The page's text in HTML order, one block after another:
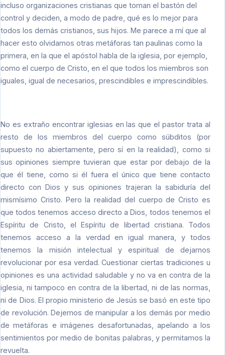
incluso organizaciones cristianas que toman el bastón del
control y deciden, a modo de padre, qué es lo mejor para
todos los demás cristianos, sus hijos. Me parece a mí que al
hacer esto olvidamos otras metáforas tan paulinas como la
primera, en la que el apóstol habla de la iglesia, por ejemplo,
como el cuerpo de Cristo, en el que todos los miembros son
iguales, igual de necesarios, prescindibles e imprescindibles.
No es extraño encontrar iglesias en las que el pastor trata al
resto de los miembros del cuerpo como súbditos (por
supuesto no abiertamente, pero sí en la realidad), como si
sus opiniones siempre tuvieran que estar por debajo de la
que él tiene, como si él fuera el único que tiene contacto
directo con Dios y sus opiniones trajeran la sabiduría del
mismísimo Cristo. Pero la realidad del cuerpo de Cristo es
que todos tenemos acceso directo a Dios, todos tenemos el
Espíritu de Cristo, el Espíritu de libertad cristiana. Todos
tenemos acceso a la verdad en igual manera, y todos
tenemos la misión intelectual y espiritual de dejarnos
revolucionar por esa verdad. Cuestionar ciertas tradiciones u
opiniones es una actividad saludable y no va en contra de la
iglesia, ni tampoco en contra de la libertad, ni de las normas,
ni de Dios. El propio ministerio de Jesús se basó en este tipo
de revolución. Dejemos de manipular a los demás por medio
de metáforas e imágenes desafortunadas, apelando a los
sentimientos por medio de bonitas palabras, y permitamos la
revuelta.